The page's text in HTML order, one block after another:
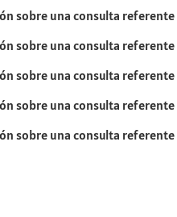
sobre una consulta
sobre una consulta
sobre una consulta
sobre una consulta
sobre una consulta